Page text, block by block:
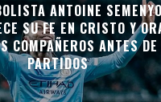
ANTOINE SEMENYO
SU FE EN CRISTO Y
COMPAÑEROS ANTES DE
PARTIDOS